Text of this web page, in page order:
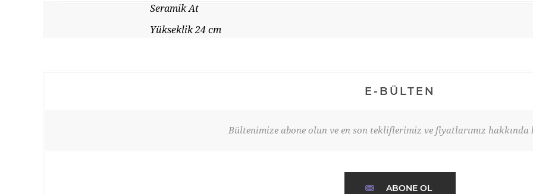
Seramik At
Yükseklik 24 cm
E-BÜLTEN
Bültenimize abone olun ve en son tekliflerimiz ve fiyatlarımız hakkında
ABONE OL